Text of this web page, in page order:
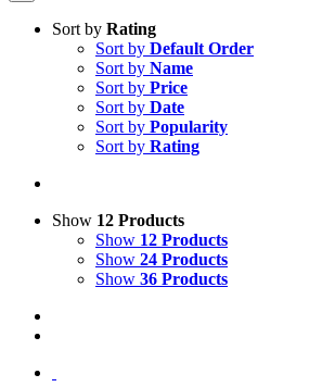
Sort by Rating
Sort by Default Order
Sort by Name
Sort by Price
Sort by Date
Sort by Popularity
Sort by Rating
Show 12 Products
Show 12 Products
Show 24 Products
Show 36 Products